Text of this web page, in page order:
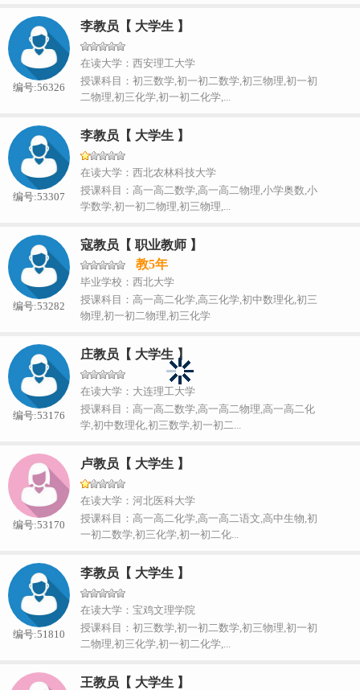
编号:56326
李教员【 大学生 】
在读大学：西安理工大学
授课科目：初三数学,初一初二数学,初三物理,初一初
二物理,初三化学,初一初二化学,...
编号:53307
李教员【 大学生 】
在读大学：西北农林科技大学
授课科目：高一高二数学,高一高二物理,小学奥数,小
学数学,初一初二物理,初三物理,...
编号:53282
寇教员【 职业教师 】
教5年
毕业学校：西北大学
授课科目：高一高二化学,高三化学,初中数理化,初三
物理,初一初二物理,初三化学
编号:53176
庄教员【 大学生 】
在读大学：大连理工大学
授课科目：高一高二数学,高一高二物理,高一高二化
学,初中数理化,初三数学,初一初二...
编号:53170
卢教员【 大学生 】
在读大学：河北医科大学
授课科目：高一高二化学,高一高二语文,高中生物,初
一初二数学,初三化学,初一初二化...
编号:51810
李教员【 大学生 】
在读大学：宝鸡文理学院
授课科目：初三数学,初一初二数学,初三物理,初一初
二物理,初三化学,初一初二化学,...
王教员【 大学生 】